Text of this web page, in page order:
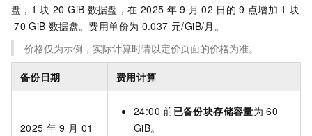
盘，1 块 20 GiB 数据盘，在 2025 年 9 月 02 日的 9 点增加 1 块
70 GiB 数据盘。费用单价为 0.037 元/GiB/月 。
价格仅为示例，实际计算时请以定价页面的价格为准。
备份日期 费用计算
2025 年 9 月 01
24:00 前已备份块存储容量为 60
GiB。